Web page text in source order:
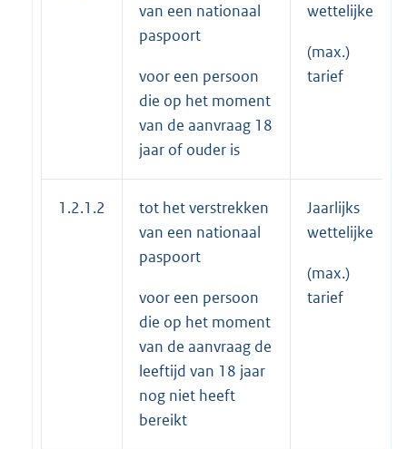
van een nationaal
paspoort
voor een persoon
die op het moment
van de aanvraag 18
jaar of ouder is
wettelijke
(max.)
tarief
1.2.1.2
tot het verstrekken
van een nationaal
paspoort
voor een persoon
die op het moment
van de aanvraag de
leeftijd van 18 jaar
nog niet heeft
bereikt
Jaarlijks
wettelijke
(max.)
tarief